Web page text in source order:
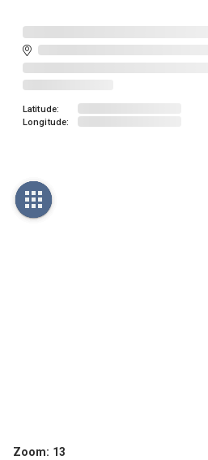
Latitude:
Longitude:
Zoom: 13